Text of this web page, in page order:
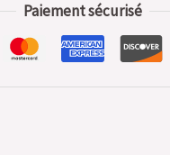
Paiement sécurisé